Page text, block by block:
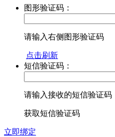
图形验证码：
请输入右侧图形验证码
点击刷新
短信验证码：
请输入接收的短信验证码
获取短信验证码
立即绑定